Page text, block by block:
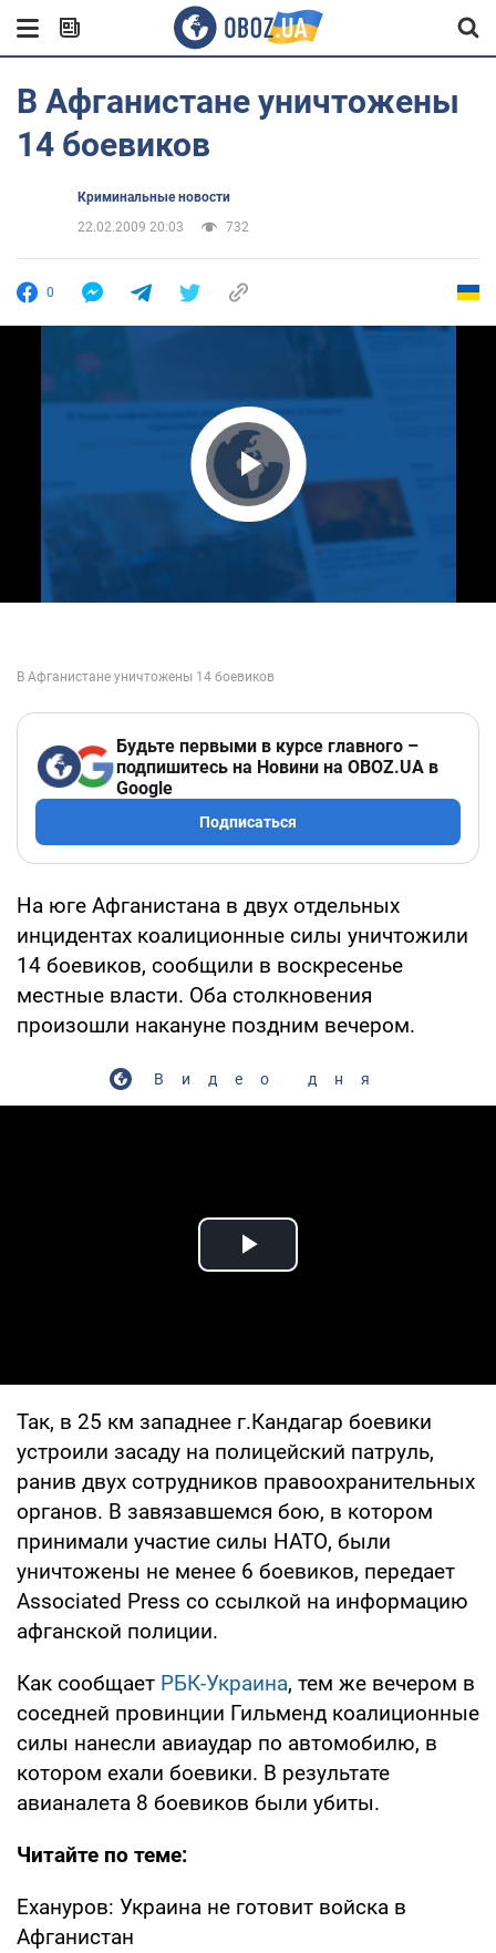
В Афганистане уничтожены
14 боевиков
Криминальные новости
22.02.2009 20:03
732
0
Play Video
Будьте первыми в курсе главного –
подпишитесь на Новини на OBOZ.UA в
Google
Подписаться
На юге Афганистана в двух отдельных
инцидентах коалиционные силы уничтожили
14 боевиков, сообщили в воскресенье
местные власти. Оба столкновения
произошли накануне поздним вечером.
Видео дня
Play Video
Так, в 25 км западнее г.Кандагар боевики
устроили засаду на полицейский патруль,
ранив двух сотрудников правоохранительных
органов. В завязавшемся бою, в котором
принимали участие силы НАТО, были
уничтожены не менее 6 боевиков, передает
Associated Press со ссылкой на информацию
афганской полиции.
Как сообщает РБК-Украина, тем же вечером в
соседней провинции Гильменд коалиционные
силы нанесли авиаудар по автомобилю, в
котором ехали боевики. В результате
авианалета 8 боевиков были убиты.
Читайте по теме:
Ехануров: Украина не готовит войска в
Афганистан